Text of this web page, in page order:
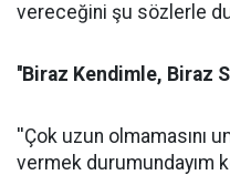
vereceğini şu sözlerle
''Biraz Kendimle, Biraz
''Çok uzun olmamasını
vermek durumundayım